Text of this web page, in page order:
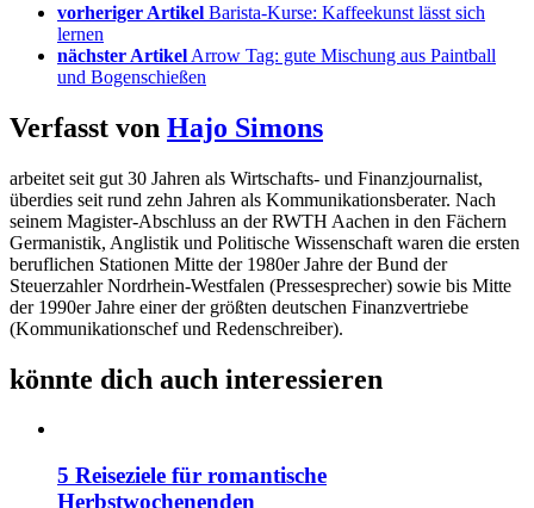
vorheriger Artikel Barista-Kurse: Kaffeekunst lässt sich
lernen
nächster Artikel Arrow Tag: gute Mischung aus Paintball
und Bogenschießen
Verfasst von Hajo Simons
arbeitet seit gut 30 Jahren als Wirtschafts- und Finanzjournalist,
überdies seit rund zehn Jahren als Kommunikationsberater. Nach
seinem Magister-Abschluss an der RWTH Aachen in den Fächern
Germanistik, Anglistik und Politische Wissenschaft waren die ersten
beruflichen Stationen Mitte der 1980er Jahre der Bund der
Steuerzahler Nordrhein-Westfalen (Pressesprecher) sowie bis Mitte
der 1990er Jahre einer der größten deutschen Finanzvertriebe
(Kommunikationschef und Redenschreiber).
könnte dich auch interessieren
5 Reiseziele für romantische
Herbstwochenenden